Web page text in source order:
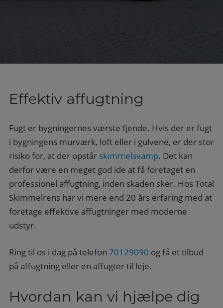
Effektiv affugtning
Fugt er bygningernes værste fjende. Hvis der er fugt
i bygningens murværk, loft eller i gulvene, er der stor
risiko for, at der opstår skimmelsvamp. Det kan
derfor være en meget god ide at få foretaget en
professionel affugtning, inden skaden sker. Hos Total
Skimmelrens har vi mere end 20 års erfaring med at
foretage effektive affugtninger med moderne
udstyr.
Ring til os i dag på telefon 70129090 og få et tilbud
på affugtning eller en affugter til leje.
Hvordan kan vi hjælpe dig